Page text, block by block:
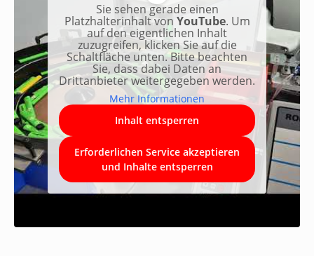
Sie sehen gerade einen
Platzhalterinhalt von YouTube. Um
auf den eigentlichen Inhalt
zuzugreifen, klicken Sie auf die
Schaltfläche unten. Bitte beachten
Sie, dass dabei Daten an
Drittanbieter weitergegeben werden.
Mehr Informationen
Inhalt entsperren
Erforderlichen Service akzeptieren
und Inhalte entsperren